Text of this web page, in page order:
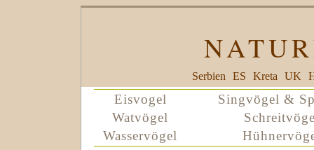
Serbien ES Kreta UK
Eisvogel
Singvögel &
Watvögel
Wasservögel